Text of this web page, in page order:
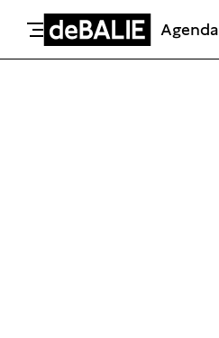
De Balie
Agenda